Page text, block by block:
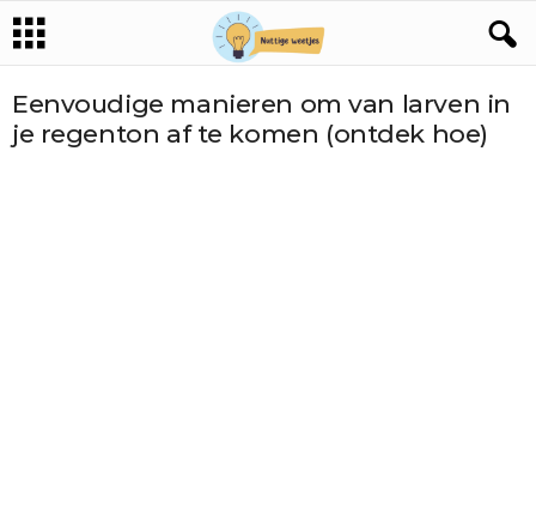
Eenvoudige manieren om van larven in
je regenton af te komen (ontdek hoe)